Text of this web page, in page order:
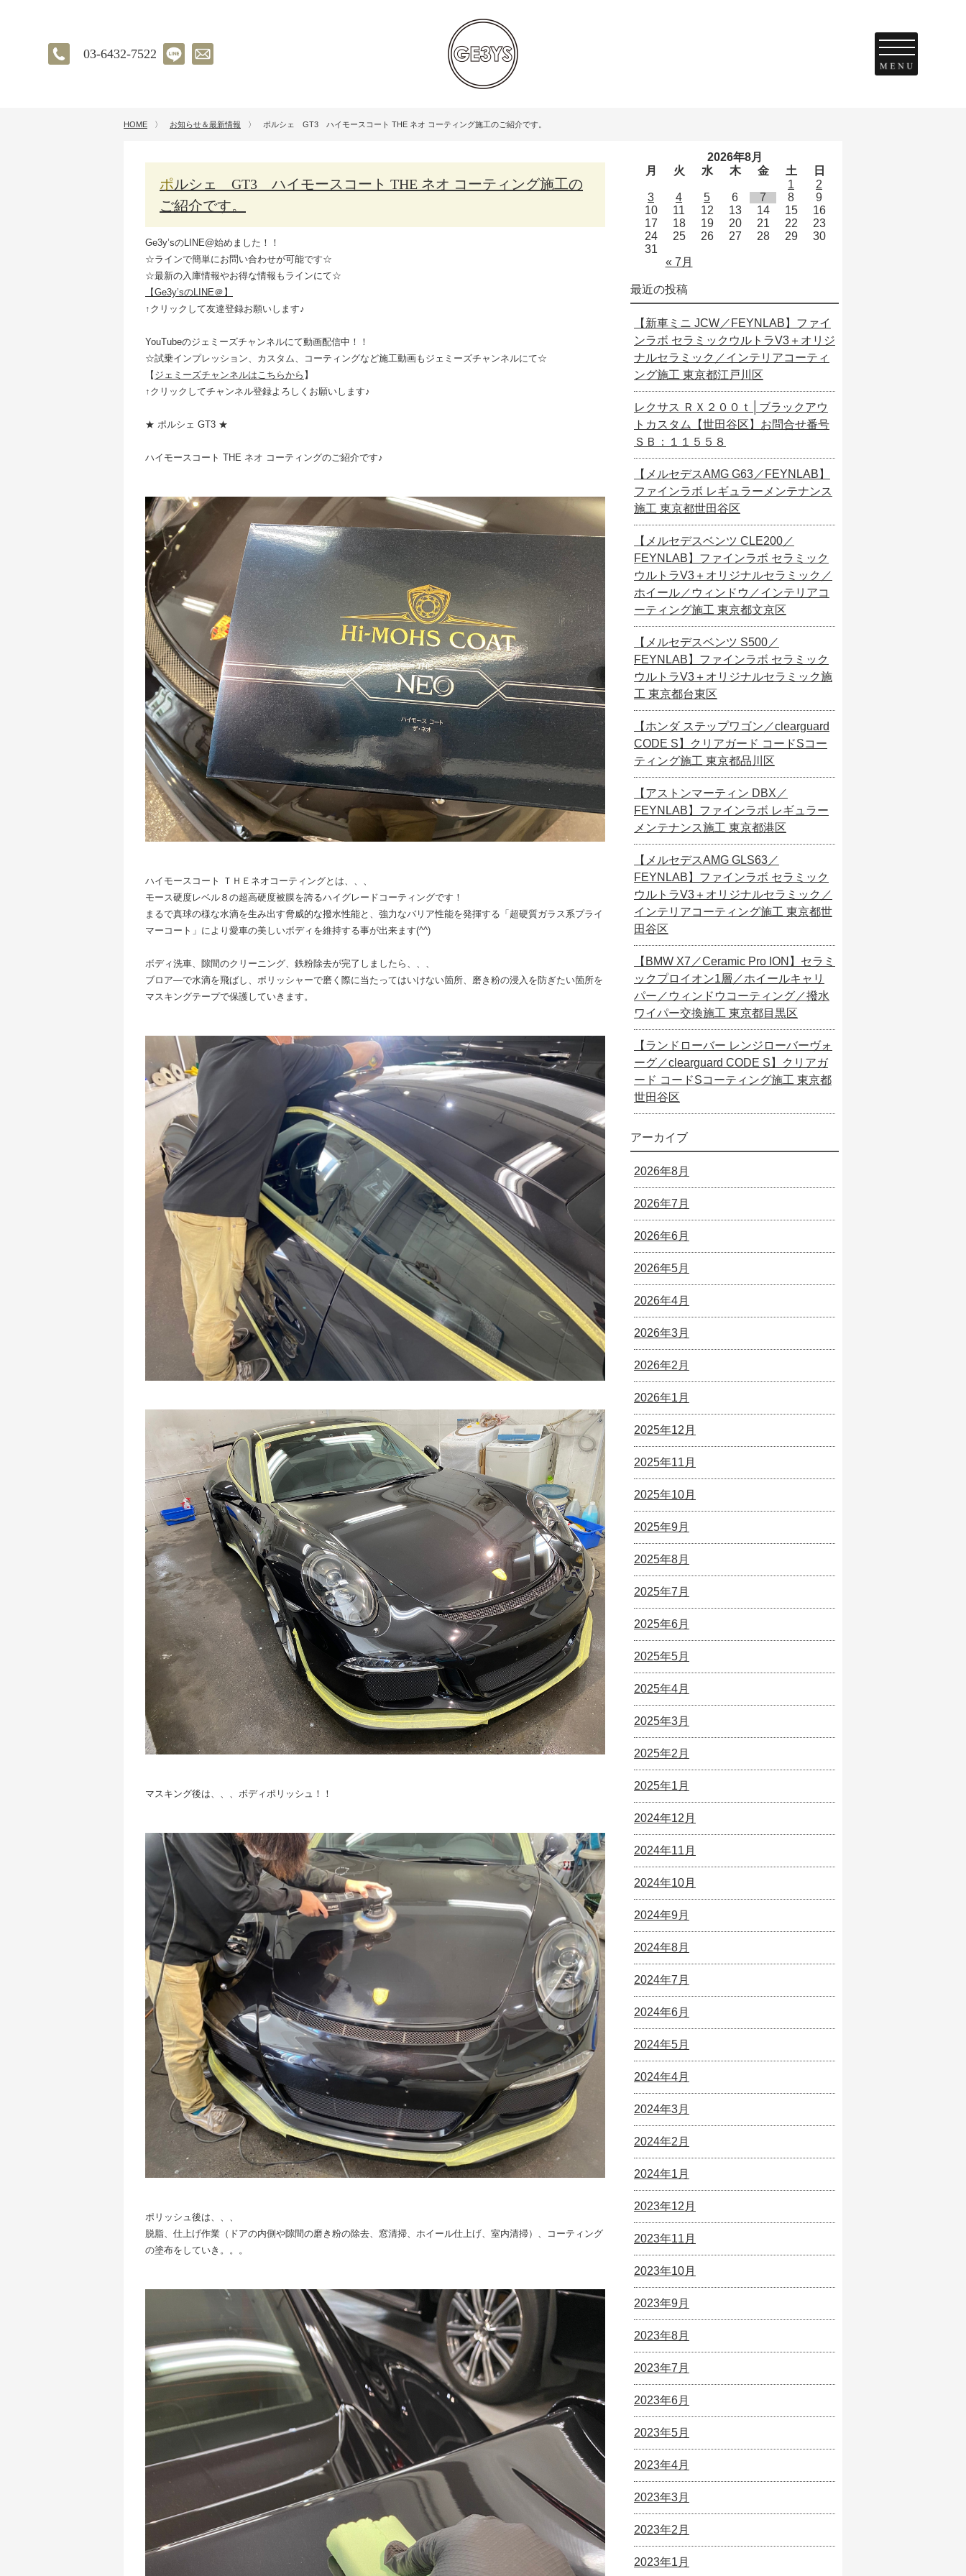
03-6432-7522
HOME 〉 お知らせ＆最新情報 〉 ポルシェ GT3 ハイモースコート THE ネオ コーティング施工のご紹介です。
ポルシェ GT3 ハイモースコート THE ネオ コーティング施工の
ご紹介です。
Ge3y’sのLINE@始めました！！
☆ラインで簡単にお問い合わせが可能です☆
☆最新の入庫情報やお得な情報もラインにて☆
【Ge3y’sのLINE＠】
↑クリックして友達登録お願いします♪
YouTubeのジェミーズチャンネルにて動画配信中！！
☆試乗インプレッション、カスタム、コーティングなど施工動画もジェミーズチャンネルにて☆
【 ジェミーズチャンネルはこちらから 】
↑クリックしてチャンネル登録よろしくお願いします♪
★ ポルシェ GT3 ★
ハイモースコート THE ネオ コーティングのご紹介です♪
ハイモースコート ＴＨＥネオコーティングとは、、、
モース硬度レベル８の超高硬度被膜を誇るハイグレードコーティングです！
まるで真球の様な水滴を生み出す脅威的な撥水性能と、強力なバリア性能を発揮する「超硬質ガラス系プライ
マーコート」により愛車の美しいボディを維持する事が出来ます(^^)
ボディ洗車、隙間のクリーニング、鉄粉除去が完了しましたら、、、
ブロア―で水滴を飛ばし、ポリッシャーで磨く際に当たってはいけない箇所、磨き粉の浸入を防ぎたい箇所を
マスキングテープで保護していきます。
マスキング後は、、、ボディポリッシュ！！
ポリッシュ後は、、、
脱脂、仕上げ作業（ドアの内側や隙間の磨き粉の除去、窓清掃、ホイール仕上げ、室内清掃）、コーティング
の塗布をしていき。。。
2026年8月
月
火 水 木 金 土 日
« 7月
1
2
3
4 5 6 7 8
9
10
11 12 13 14 15
16
17
18 19 20 21 22
23
24
25 26 27 28 29
30
31
最近の投稿
【新車ミニ JCW／FEYNLAB】ファイ
ンラボ セラミックウルトラV3＋オリジ
ナルセラミック／インテリアコーティ
ング施工 東京都江戸川区
レクサス ＲＸ２００ｔ│ブラックアウ
トカスタム【世田谷区】お問合せ番号
ＳＢ：１１５５８
【メルセデスAMG G63／FEYNLAB】
ファインラボ レギュラーメンテナンス
施工 東京都世田谷区
【メルセデスベンツ CLE200／
FEYNLAB】ファインラボ セラミック
ウルトラV3＋オリジナルセラミック／
ホイール／ウィンドウ／インテリアコ
ーティング施工 東京都文京区
【メルセデスベンツ S500／
FEYNLAB】ファインラボ セラミック
ウルトラV3＋オリジナルセラミック施
工 東京都台東区
【ホンダ ステップワゴン／clearguard
CODE S】クリアガード コードSコー
ティング施工 東京都品川区
【アストンマーティン DBX／
FEYNLAB】ファインラボ レギュラー
メンテナンス施工 東京都港区
【メルセデスAMG GLS63／
FEYNLAB】ファインラボ セラミック
ウルトラV3＋オリジナルセラミック／
インテリアコーティング施工 東京都世
田谷区
【BMW X7／Ceramic Pro ION】セラミ
ックプロイオン1層／ホイールキャリ
パー／ウィンドウコーティング／撥水
ワイパー交換施工 東京都目黒区
【ランドローバー レンジローバーヴォ
ーグ／clearguard CODE S】クリアガ
ード コードSコーティング施工 東京都
世田谷区
アーカイブ
2026年8月
2026年7月
2026年6月
2026年5月
2026年4月
2026年3月
2026年2月
2026年1月
2025年12月
2025年11月
2025年10月
2025年9月
2025年8月
2025年7月
2025年6月
2025年5月
2025年4月
2025年3月
2025年2月
2025年1月
2024年12月
2024年11月
2024年10月
2024年9月
2024年8月
2024年7月
2024年6月
2024年5月
2024年4月
2024年3月
2024年2月
2024年1月
2023年12月
2023年11月
2023年10月
2023年9月
2023年8月
2023年7月
2023年6月
2023年5月
2023年4月
2023年3月
2023年2月
2023年1月